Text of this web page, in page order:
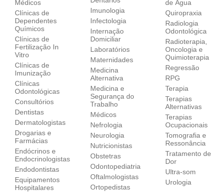
Médicos
Clínicas de
Dependentes
Químicos
Clínicas de
Fertilização In
Vitro
Clínicas de
Imunização
Clínicas
Odontológicas
Consultórios
Dentistas
Dermatologistas
Drogarias e
Farmácias
Endócrinos e
Endocrinologistas
Endodontistas
Equipamentos
Hospitalares
Imunologia
Infectologia
Internação
Domiciliar
Laboratórios
Maternidades
Medicina
Alternativa
Medicina e
Segurança do
Trabalho
Médicos
Nefrologia
Neurologia
Nutricionistas
Obstetras
Odontopediatria
Oftalmologistas
Ortopedistas
de Água
Quiropraxia
Radiologia
Odontológica
Radioterapia,
Oncologia e
Quimioterapia
Regressão
RPG
Terapia
Terapias
Alternativas
Terapias
Ocupacionais
Tomografia e
Ressonância
Tratamento de
Dor
Ultra-som
Urologia